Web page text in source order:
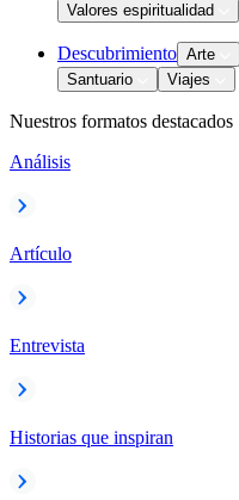
Valores espiritualidad
Descubrimiento Arte
Santuario
Viajes
Nuestros formatos destacados
Análisis
Artículo
Entrevista
Historias que inspiran